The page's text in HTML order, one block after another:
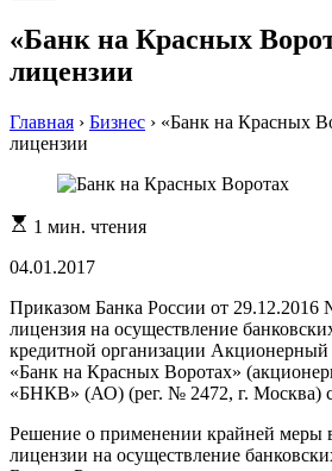
«Банк на Красных
лицензии
Главная › Бизнес › «Банк на Красных
лицензии
Расчетное
чтения
1 мин. чтения
04.01.2017
Приказом Банка России от 29.12.2016
лицензия на осуществление
кредитной организации
«Банк на Красных Воротах»
«БНКВ» (АО) (рег. № 2472, г. Москва)
Решение о применении крайней меры
лицензии на осуществление